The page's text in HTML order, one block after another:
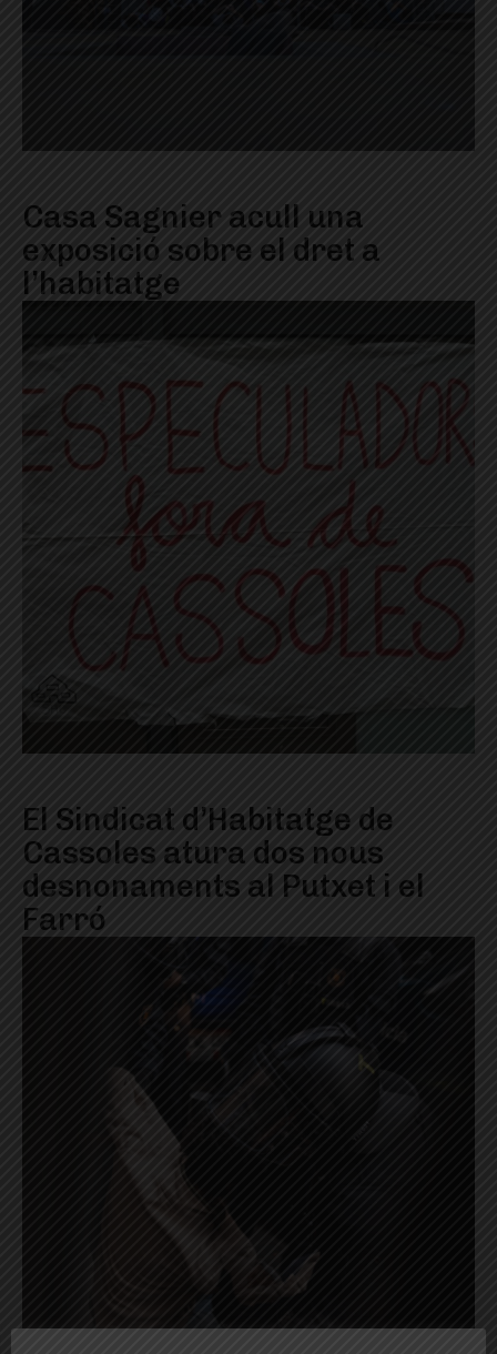
Casa Sagnier acull una
exposició sobre el dret a
l’habitatge
El Sindicat d’Habitatge de
Cassoles atura dos nous
desnonaments al Putxet i el
Farró